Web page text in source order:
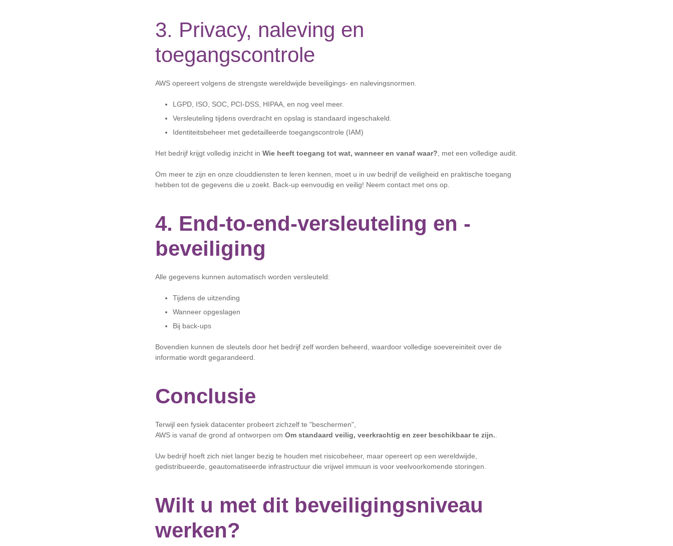
3. Privacy, naleving en
toegangscontrole
AWS opereert volgens de strengste wereldwijde beveiligings- en nalevingsnormen.
LGPD, ISO, SOC, PCI-DSS, HIPAA, en nog veel meer.
Versleuteling tijdens overdracht en opslag is standaard ingeschakeld.
Identiteitsbeheer met gedetailleerde toegangscontrole (IAM)
Het bedrijf krijgt volledig inzicht in Wie heeft toegang tot wat, wanneer en vanaf waar? , met een volledige audit.
Om meer te zijn en onze clouddiensten te leren kennen, moet u in uw bedrijf de veiligheid en praktische toegang
hebben tot de gegevens die u zoekt. Back-up eenvoudig en veilig! Neem contact met ons op.
4. End-to-end-versleuteling en -
beveiliging
Alle gegevens kunnen automatisch worden versleuteld:
Tijdens de uitzending
Wanneer opgeslagen
Bij back-ups
Bovendien kunnen de sleutels door het bedrijf zelf worden beheerd, waardoor volledige soevereiniteit over de
informatie wordt gegarandeerd.
Conclusie
Terwijl een fysiek datacenter probeert zichzelf te "beschermen",
AWS is vanaf de grond af ontworpen om Om standaard veilig, veerkrachtig en zeer beschikbaar te zijn.
Uw bedrijf hoeft zich niet langer bezig te houden met risicobeheer, maar opereert op een wereldwijde,
gedistribueerde, geautomatiseerde infrastructuur die vrijwel immuun is voor veelvoorkomende storingen.
Wilt u met dit beveiligingsniveau
werken?